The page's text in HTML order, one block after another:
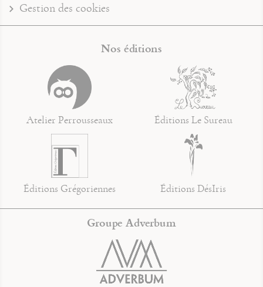
Gestion des cookies
Nos éditions
Atelier Perrousseaux Éditions Le Sureau
Éditions Grégoriennes Éditions DésIris
Groupe Adverbum